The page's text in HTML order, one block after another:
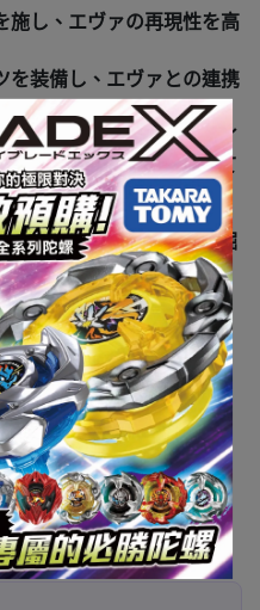
施し、エヴァの再現性を高
を装備し、エヴァとの連携
と、パイロットスーツをイ
ダーフィギュアを選択して
(1), メカユニット(1), 発掘
パックC(1), パックS(1)
使用(電池は別売です。)
BATTERIES(NOT
22.1 x 7.8 cm / 536g